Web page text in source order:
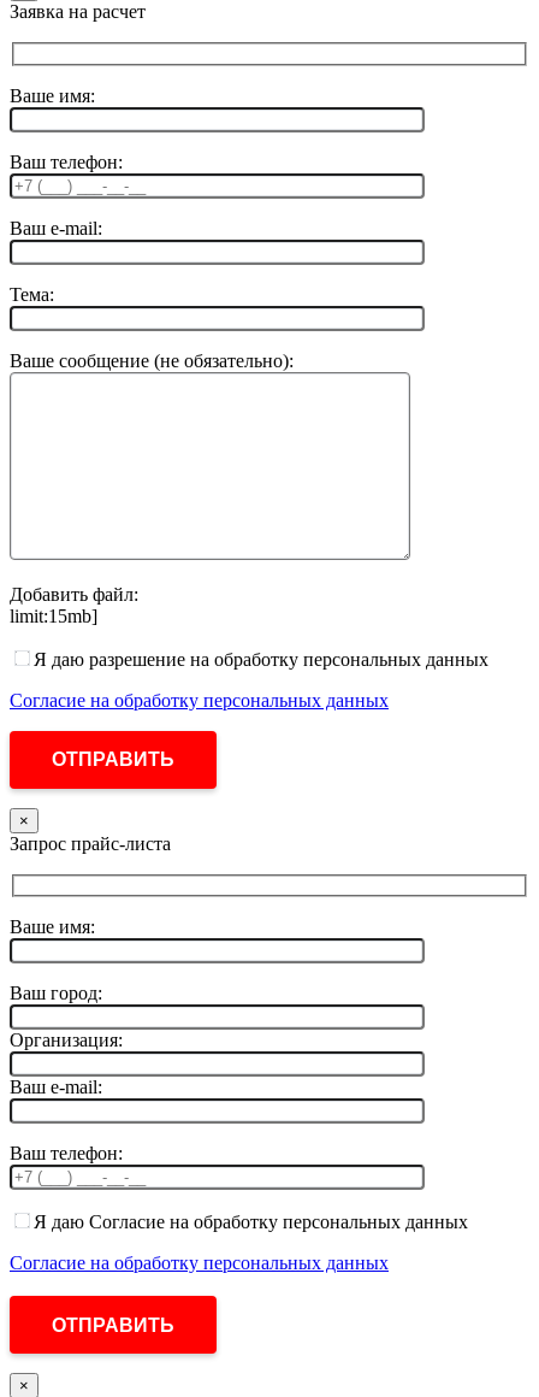
Заявка на расчет
Ваше имя:
Ваш телефон:
Ваш e-mail:
Тема:
Ваше сообщение (не обязательно):
Добавить файл:
limit:15mb]
Я даю разрешение на обработку персональных данных
Согласие на обработку персональных данных
×
Запрос прайс-листа
Ваше имя:
Ваш город:
Организация:
Ваш e-mail:
Ваш телефон:
Я даю Согласие на обработку персональных данных
Согласие на обработку персональных данных
×